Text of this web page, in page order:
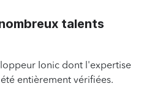
talents
Ionic dont l'expertise
entièrement vérifiées.